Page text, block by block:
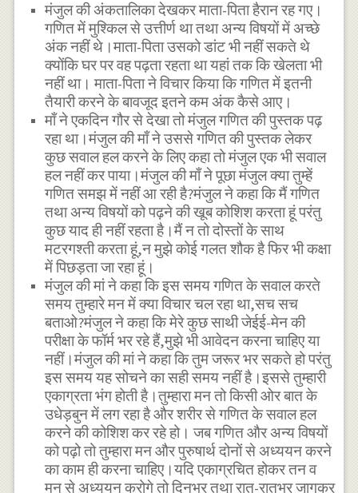
मंजुल की अंकतालिका देखकर माता-पिता हैरान रह गए।
गणित में मुश्किल से उत्तीर्ण था तथा अन्य विषयों में अच्छे
अंक नहीं थे।माता-पिता उसको डांट भी नहीं सकते थे
क्योंकि घर पर वह पढ़ता रहता था यहां तक कि खेलता भी
नहीं था। माता-पिता ने विचार किया कि गणित में इतनी
तैयारी करने के बावजूद इतने कम अंक कैसे आए।
माँ ने एकदिन गौर से देखा तो मंजुल गणित की पुस्तक पढ़
रहा था।मंजुल की माँ ने उससे गणित की पुस्तक लेकर
कुछ सवाल हल करने के लिए कहा तो मंजुल एक भी सवाल
हल नहीं कर पाया।मंजुल की माँ ने पूछा मंजुल क्या तुम्हें
गणित समझ में नहीं आ रही है?मंजुल ने कहा कि मैं गणित
तथा अन्य विषयों को पढ़ने की खूब कोशिश करता हूं परंतु
कुछ याद ही नहीं रहता है।मैं न तो दोस्तों के साथ
मटरगश्ती करता हूं,न मुझे कोई गलत शौक है फिर भी कक्षा
में पिछड़ता जा रहा हूं।
मंजुल की मां ने कहा कि इस समय गणित के सवाल करते
समय तुम्हारे मन में क्या विचार चल रहा था,सच सच
बताओ?मंजुल ने कहा कि मेरे कुछ साथी जेईई-मेन की
परीक्षा के फॉर्म भर रहे हैं,मुझे भी आवेदन करना चाहिए या
नहीं।मंजुल की मां ने कहा कि तुम जरूर भर सकते हो परंतु
इस समय यह सोचने का सही समय नहीं है।इससे तुम्हारी
एकाग्रता भंग होती है।तुम्हारा मन तो किसी ओर बात के
उधेड़बुन में लग रहा है और शरीर से गणित के सवाल हल
करने की कोशिश कर रहे हो। जब गणित और अन्य विषयों
को पढ़ो तो तुम्हारा मन और पुरुषार्थ दोनों से अध्ययन करने
का काम ही करना चाहिए।यदि एकाग्रचित होकर तन व
मन से अध्ययन करोगे तो दिनभर तथा रात-रातभर जागकर